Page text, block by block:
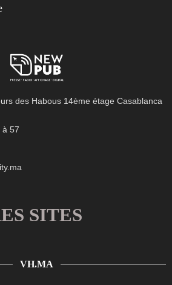
des Habous 14ème étage Casablanca
à 57
SITES
VH.MA